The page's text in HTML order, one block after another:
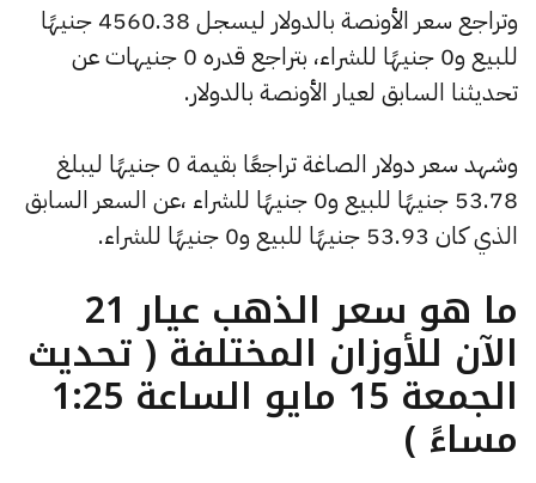
وتراجع سعر الأونصة بالدولار ليسجل 4560.38 جنيهًا
للبيع و0 جنيهًا للشراء، بتراجع قدره 0 جنيهات عن
تحديثنا السابق لعيار الأونصة بالدولار.
وشهد سعر دولار الصاغة تراجعًا بقيمة 0 جنيهًا ليبلغ
53.78 جنيهًا للبيع و0 جنيهًا للشراء ،عن السعر السابق
الذي كان 53.93 جنيهًا للبيع و0 جنيهًا للشراء.
ما هو سعر الذهب عيار 21
الآن للأوزان المختلفة ( تحديث
الجمعة 15 مايو الساعة 1:25
مساءً )